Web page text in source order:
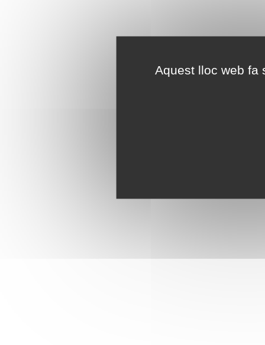
Aquest lloc web fa